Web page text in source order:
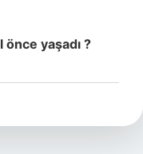
önce yaşadı ?